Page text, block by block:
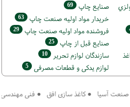
صنايع چاپ 69
خريدار مواد اوليه صنعت چاپ 63
فروشنده مواد اوليه صنعت چاپ 29
صنايع قبل از چاپ 25
سازندگان لوازم تحریر 10
لوازم یدکی و قطعات مصرفی 5
صنعت آسیا ● کاغذ سازی افق ● فنی مهندسی